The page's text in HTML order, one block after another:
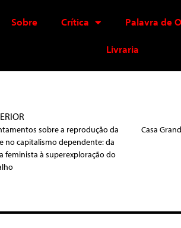
Sobre Crítica Palavra de
Livraria
sobre a reprodução da
no capitalismo dependente: da
feminista à superexploração do
Casa